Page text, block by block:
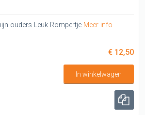
ouders Leuk Rompertje Meer info
€ 12,50
In winkelwagen